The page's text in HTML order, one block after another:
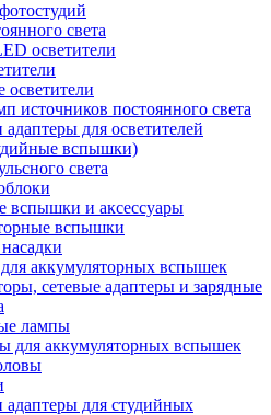
света
осветители
осветители
источников постоянного света
для осветителей
вспышки)
света
вспышки и аксессуары
вспышки
аккумуляторных вспышек
сетевые адаптеры и зарядные
лампы
для аккумуляторных вспышек
для студийных